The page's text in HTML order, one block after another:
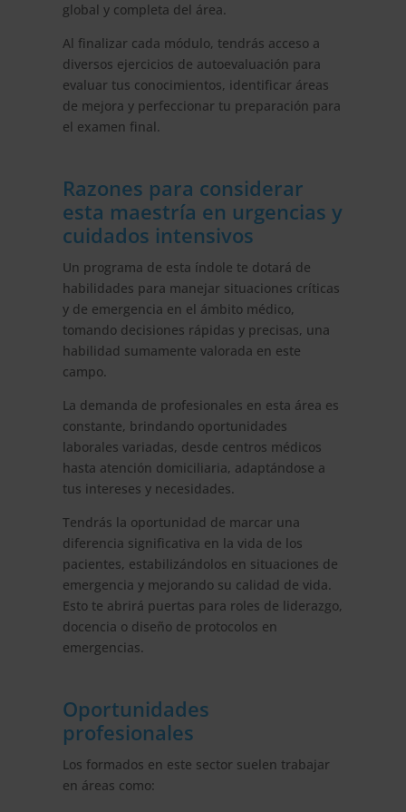
global y completa del área.
Al finalizar cada módulo, tendrás acceso a
diversos ejercicios de autoevaluación para
evaluar tus conocimientos, identificar áreas
de mejora y perfeccionar tu preparación para
el examen final.
Razones para considerar
esta maestría en urgencias y
cuidados intensivos
Un programa de esta índole te dotará de
habilidades para manejar situaciones críticas
y de emergencia en el ámbito médico,
tomando decisiones rápidas y precisas, una
habilidad sumamente valorada en este
campo.
La demanda de profesionales en esta área es
constante, brindando oportunidades
laborales variadas, desde centros médicos
hasta atención domiciliaria, adaptándose a
tus intereses y necesidades.
Tendrás la oportunidad de marcar una
diferencia significativa en la vida de los
pacientes, estabilizándolos en situaciones de
emergencia y mejorando su calidad de vida.
Esto te abrirá puertas para roles de liderazgo,
docencia o diseño de protocolos en
emergencias.
Oportunidades
profesionales
Los formados en este sector suelen trabajar
en áreas como: